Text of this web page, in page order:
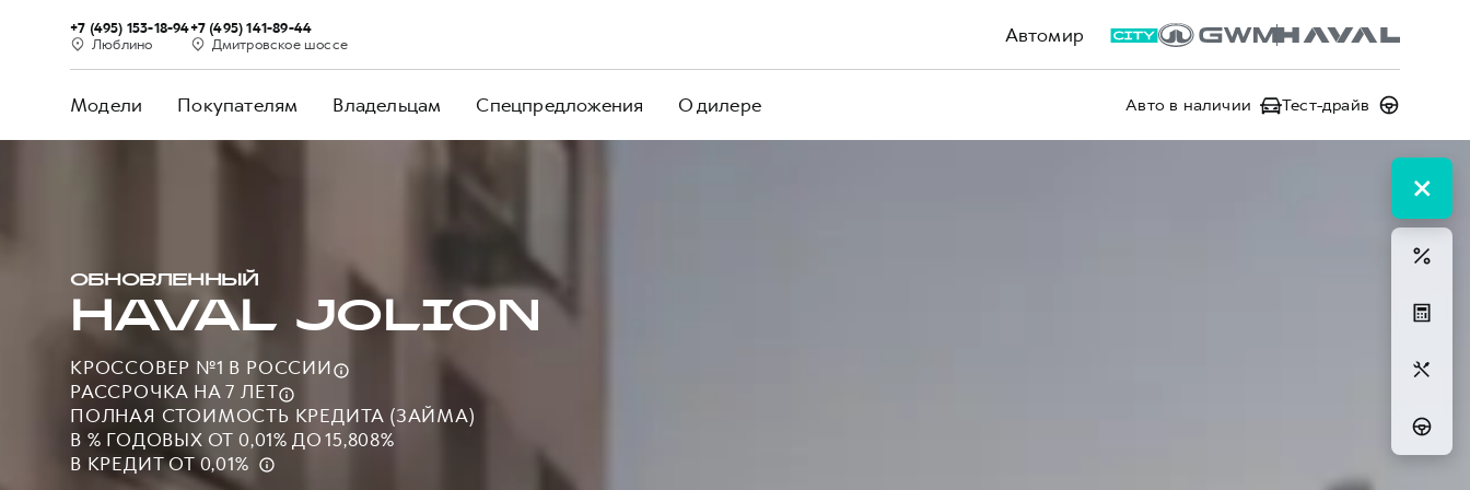
Автомир
+7 (495) 153-18-94
Люблино
+7 (495) 141-89-44
Дмитровское шоссе
Модели Покупателям Владельцам Спецпредложения О дилере Авто в наличии Тест-драйв
ОБНОВЛЕННЫЙ
HAVAL JOLION
КРОССОВЕР №1 В РОССИИ
РАССРОЧКА НА 7 ЛЕТ
ПОЛНАЯ СТОИМОСТЬ КРЕДИТА (ЗАЙМА)
В % ГОДОВЫХ ОТ 0,01% ДО 15,808%
В КРЕДИТ ОТ 0,01%